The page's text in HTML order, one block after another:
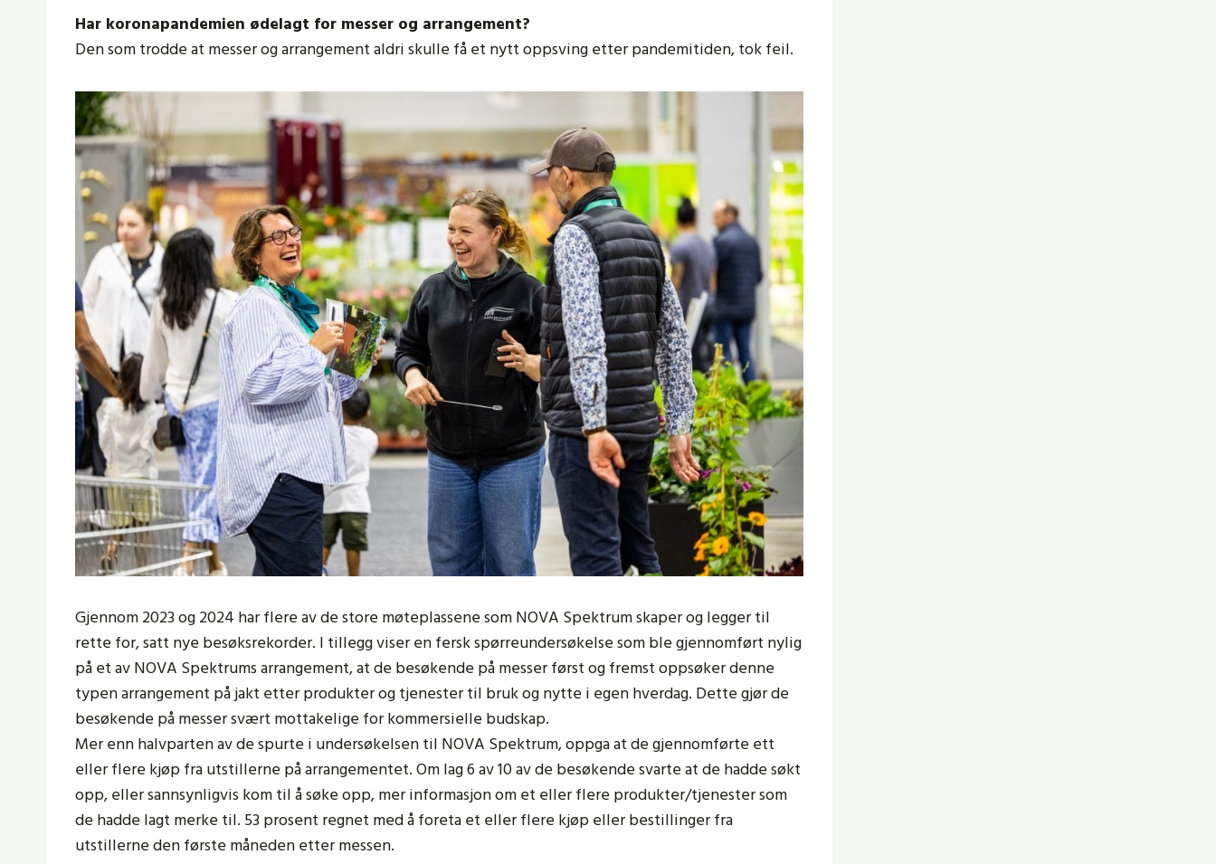
Har koronapandemien ødelagt for messer og arrangement?
Den som trodde at messer og arrangement aldri skulle få et nytt oppsving etter pandemitiden, tok feil.
Gjennom 2023 og 2024 har flere av de store møteplassene som NOVA Spektrum skaper og legger til
rette for, satt nye besøksrekorder. I tillegg viser en fersk spørreundersøkelse som ble gjennomført nylig
på et av NOVA Spektrums arrangement, at de besøkende på messer først og fremst oppsøker denne
typen arrangement på jakt etter produkter og tjenester til bruk og nytte i egen hverdag. Dette gjør de
besøkende på messer svært mottakelige for kommersielle budskap.
Mer enn halvparten av de spurte i undersøkelsen til NOVA Spektrum, oppga at de gjennomførte ett
eller flere kjøp fra utstillerne på arrangementet. Om lag 6 av 10 av de besøkende svarte at de hadde søkt
opp, eller sannsynligvis kom til å søke opp, mer informasjon om et eller flere produkter/tjenester som
de hadde lagt merke til. 53 prosent regnet med å foreta et eller flere kjøp eller bestillinger fra
utstillerne den første måneden etter messen.